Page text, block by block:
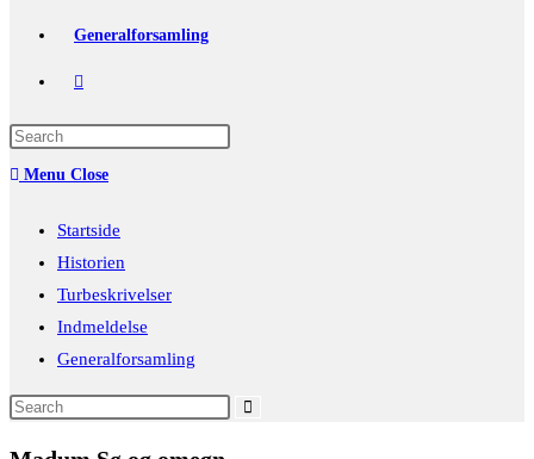
Generalforsamling
Toggle
website
search
Menu Close
Startside
Historien
Turbeskrivelser
Indmeldelse
Generalforsamling
Search